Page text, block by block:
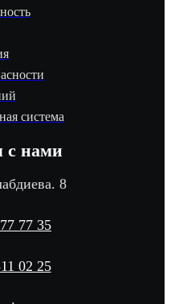
система
с нами
8
77 35
02 25